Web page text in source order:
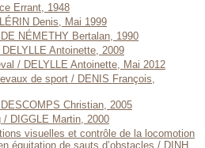
Errant, 1948
Denis, Mai 1999
NÉMETHY Bertalan, 1990
Antoinette, 2009
/ DELYLLE Antoinette, Mai 2012
de sport / DENIS François,
Christian, 2005
/ DIGGLE Martin, 2000
visuelles et contrôle de la locomotion
équitation de sauts d’obstacles / DINH